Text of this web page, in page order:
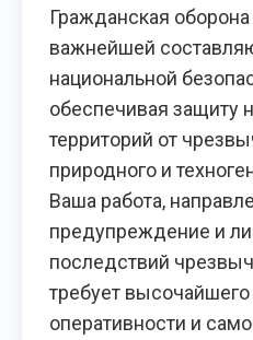
Гражданская
важнейшей
национальной
обеспечивая защиту
территорий от
природного и
Ваша работа,
предупреждение и
последствий
требует
оперативности и